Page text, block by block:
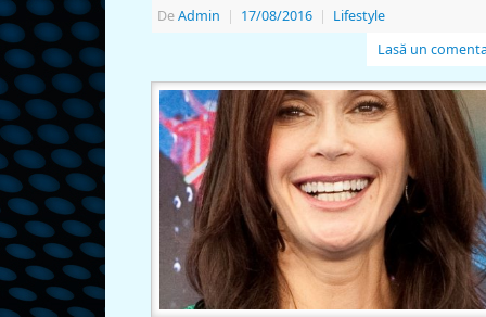
DeAdmin | 17/08/2016 | Lifestyle
Lasă un